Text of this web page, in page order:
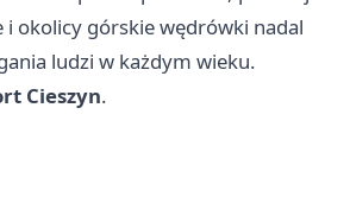
i okolicy górskie wędrówki nadal
ludzi w każdym wieku.
Cieszyn.